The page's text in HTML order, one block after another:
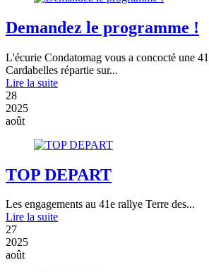
Demandez le programme !
L'écurie Condatomag vous a concocté une
Cardabelles répartie sur...
Lire la suite
28
2025
août
TOP DEPART
Les engagements au 41e rallye Terre des...
Lire la suite
27
2025
août